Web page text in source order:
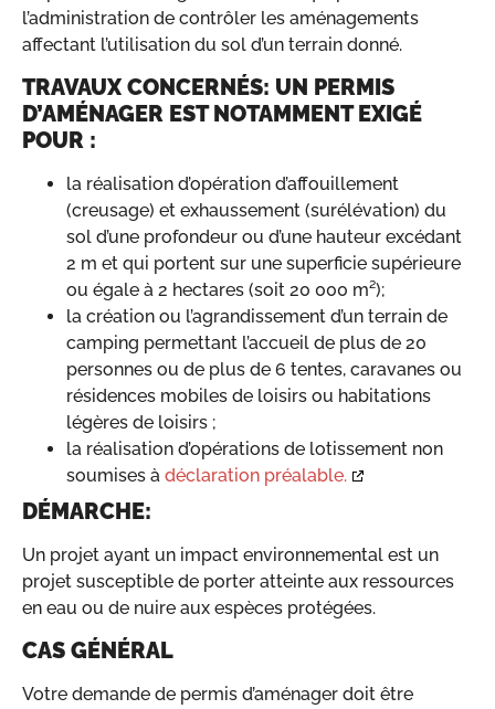
l’administration de contrôler les aménagements
affectant l’utilisation du sol d’un terrain donné.
TRAVAUX CONCERNÉS: UN PERMIS
D’AMÉNAGER EST NOTAMMENT EXIGÉ
POUR :
la réalisation d’opération d’affouillement
(creusage) et exhaussement (surélévation) du
sol d’une profondeur ou d’une hauteur excédant
2 m et qui portent sur une superficie supérieure
ou égale à 2 hectares (soit 20 000 m²);
la création ou l’agrandissement d’un terrain de
camping permettant l’accueil de plus de 20
personnes ou de plus de 6 tentes, caravanes ou
résidences mobiles de loisirs ou habitations
légères de loisirs ;
la réalisation d’opérations de lotissement non
soumises à déclaration préalable.
DÉMARCHE:
Un projet ayant un impact environnemental est un
projet susceptible de porter atteinte aux ressources
en eau ou de nuire aux espèces protégées.
CAS GÉNÉRAL
Votre demande de permis d’aménager doit être